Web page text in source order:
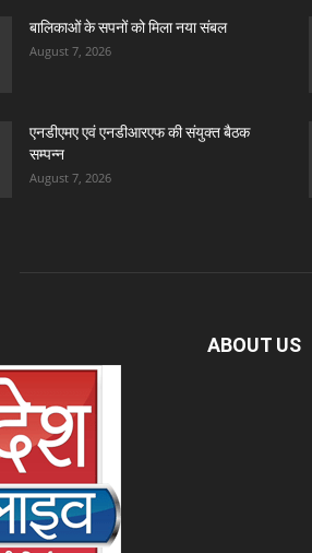
बालिकाओं के सपनों को मिला नया संबल
August 7, 2026
एनडीएमए एवं एनडीआरएफ की संयुक्त बैठक
सम्पन्न
August 7, 2026
ABOUT US